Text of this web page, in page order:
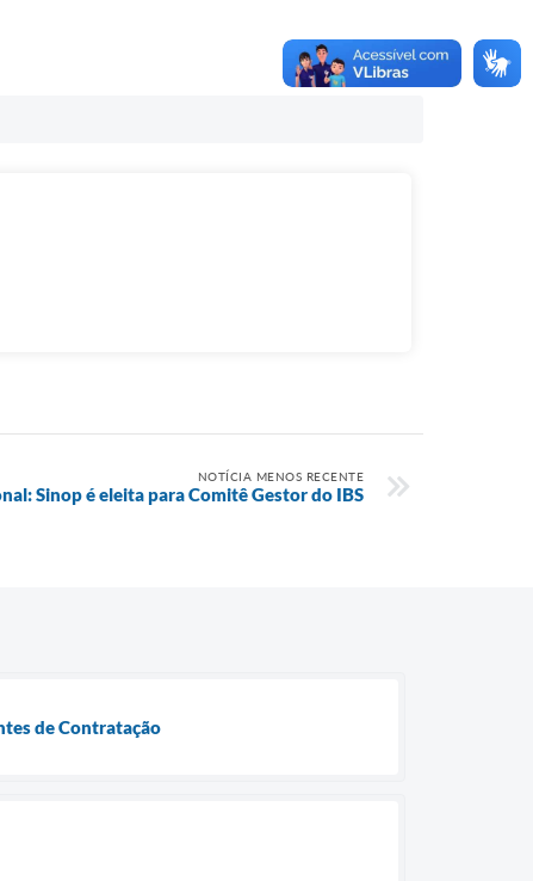
NOTÍCIA MENOS RECENTE
Sinop é eleita para Comitê Gestor do IBS
de Contratação